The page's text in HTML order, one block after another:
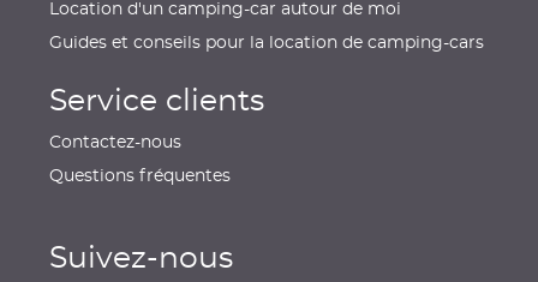
Location d'un camping-car autour de moi
Guides et conseils pour la location de camping-cars
Service clients
Contactez-nous
Questions fréquentes
Suivez-nous